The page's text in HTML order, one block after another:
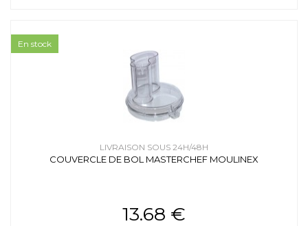
LIVRAISON SOUS 24H/48H
COUVERCLE DE BOL MASTERCHEF MOULINEX
13.68 €
En stock